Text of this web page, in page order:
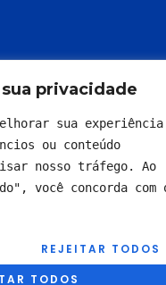
privacidade
sua
ou conteúdo
nosso tráfego. Ao
você concorda com
REJEITAR TODOS
TODOS